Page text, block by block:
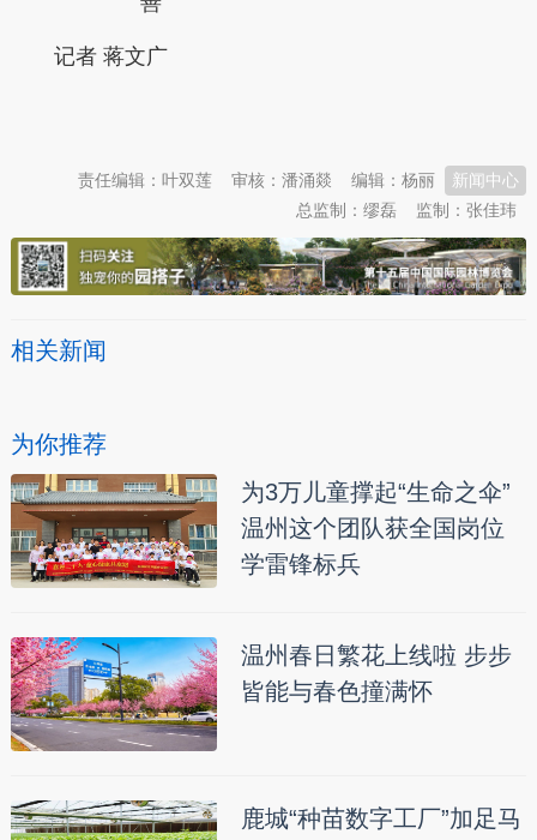
记者 蒋文广
新闻中心
编辑：杨丽
审核：潘涌燚
责任编辑：叶双莲
监制：张佳玮
总监制：缪磊
相关新闻
为你推荐
为3万儿童撑起“生命之伞”
温州这个团队获全国岗位
学雷锋标兵
温州春日繁花上线啦 步步
皆能与春色撞满怀
鹿城“种苗数字工厂”加足马